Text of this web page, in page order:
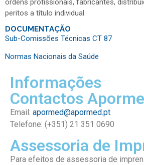
peritos a título individual.
DOCUMENTAÇÃO
Sub-Comissões Técnicas CT 87
Normas Nacionais da Saúde
Informações
Contactos
Email: apormed@apormed.pt
Telefone: (+351) 21 351 0690
Assessoria de
Para efeitos de assessoria de